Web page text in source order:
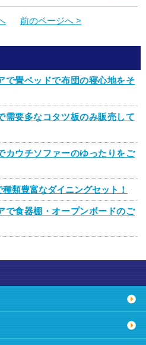
前のページへ >
で畳ベッドで布団の寝心地をそ
需要多なコタツ板のみ販売して
カウチソファーのゆったりをご
類豊富なダイニングセット！
で食器棚・オープンボードのご